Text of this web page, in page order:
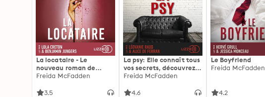
La locataire - Le
nouveau roman de
l'autrice de La femme
Freida McFadden
3.5
La psy: Elle connaît tous
vos secrets, découvrez
les siens ...
Freida McFadden
4.6
Le Boyfriend
Freida McFadden
4.2